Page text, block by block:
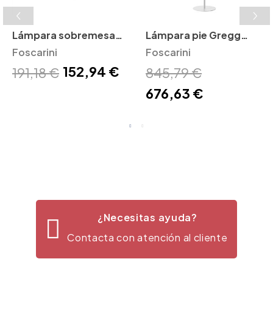
Lámpara sobremesa
Gregg Foscarini
Foscarini
191,18 € 152,94 €
Lámpara pie Gregg
Foscarini
Foscarini
845,79 €
676,63 €
¿Necesitas ayuda?
Contacta con atención al cliente